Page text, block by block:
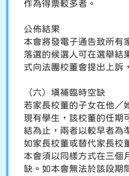
作為得票較多者。
公佈結果
本會將發電子通告致所有
落選的候選人可在選舉結
式向法團校董會提出上訴
（六）填補臨時空缺
若家長校董的子女在他／
現有學生，該校董的任期
結為止，兩者以較早者為
如家長校董或替代家長校
本會須以同樣方式在三個
缺。如本會無法於該段期